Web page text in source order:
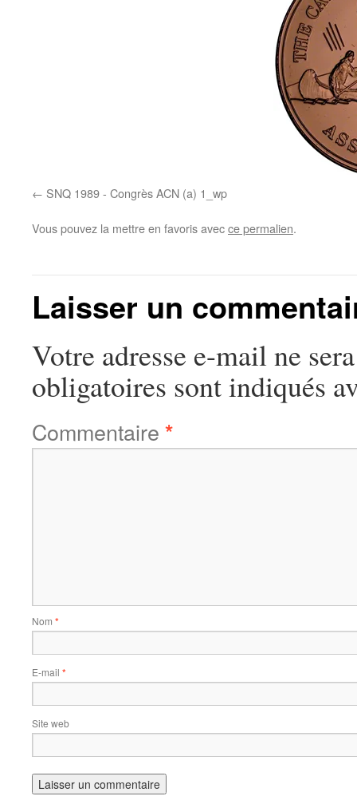
SNQ 1989 - Congrès ACN (a) 1_wp
Vous pouvez la mettre en favoris avecce permalien.
Laisser un
Votre adresse e-mail ne
obligatoires sont indiqués
Commentaire *
Nom *
E-mail *
Site web